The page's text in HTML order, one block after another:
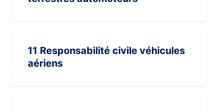
11 Responsabilité civile véhicules
aériens